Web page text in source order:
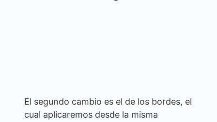
El segundo cambio es el de los bordes, el
cual aplicaremos desde la misma